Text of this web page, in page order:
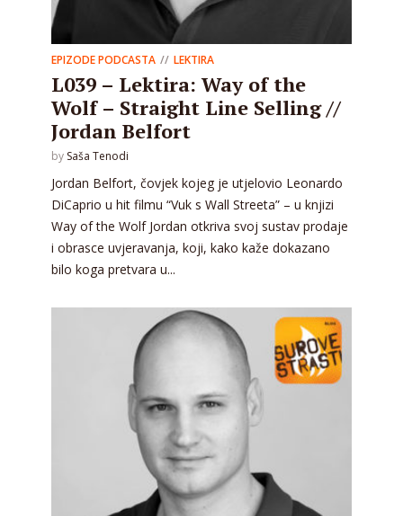
EPIZODE PODCASTA LEKTIRA
L039 – Lektira: Way of the
Wolf – Straight Line Selling //
Jordan Belfort
by Saša Tenodi
Jordan Belfort, čovjek kojeg je utjelovio Leonardo
DiCaprio u hit filmu “Vuk s Wall Streeta” – u knjizi
Way of the Wolf Jordan otkriva svoj sustav prodaje
i obrasce uvjeravanja, koji, kako kaže dokazano
bilo koga pretvara u...